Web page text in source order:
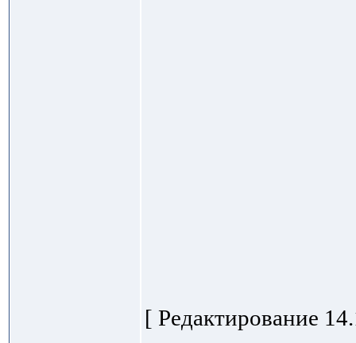
[ Редактирование